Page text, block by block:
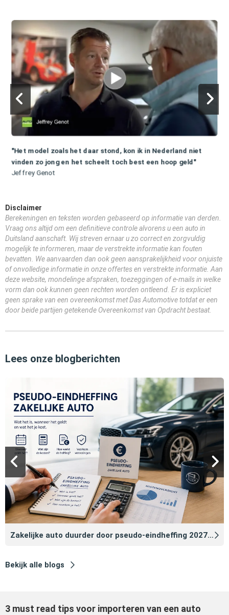
"Het model zoals het daar stond, kon ik in Nederland niet
vinden zo jong en het scheelt toch best een hoop geld"
Jeffrey Genot
Disclaimer
Berekeningen en teksten worden gebaseerd op informatie van derden.
Vraag ons altijd om een definitieve controle alvorens u een auto in
Duitsland aanschaft. Wij streven ernaar u zo correct en zorgvuldig
mogelijk te informeren, maar de verstrekte informatie kan fouten
bevatten. We aanvaarden dan ook geen aansprakelijkheid voor onjuiste
of onvolledige informatie in onze offertes en verstrekte informatie. Aan
deze website, mondelinge afspraken, toezeggingen of e-mails in welke
vorm dan ook kunnen geen rechten worden ontleend. Er is expliciet
geen sprake van een overeenkomst met Das Automotive totdat er een
door beide partijen getekende Overeenkomst van Opdracht bestaat.
Lees onze blogberichten
Zakelijke auto duurder door pseudo‑eindheffing 2027: zo voorkomt u dat
Bekijk alle blogs
3 must read tips voor importeren van een auto